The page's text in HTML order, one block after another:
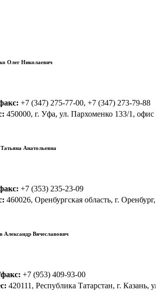
Олег Николаевич
+7 (347) 275-77-00, +7 (347) 273-79-88
450000, г. Уфа, ул. Пархоменко 133/1,
Анатольевна
+7 (353) 235-23-09
460026, Оренбургская область, г.
Александр Вячеславович
+7 (953) 409-93-00
420111, Республика Татарстан, г. Казань,